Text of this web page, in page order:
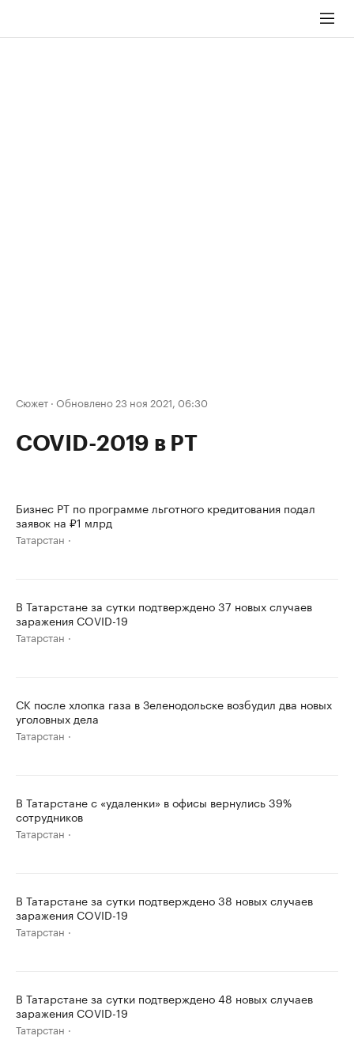
Сюжет · Обновлено 23 ноя 2021, 06:30
COVID-2019 в РТ
Бизнес РТ по программе льготного кредитования подал
заявок на ₽1 млрд
Татарстан
В Татарстане за сутки подтверждено 37 новых случаев
заражения COVID-19
Татарстан
СК после хлопка газа в Зеленодольске возбудил два новых
уголовных дела
Татарстан
В Татарстане с «удаленки» в офисы вернулись 39%
сотрудников
Татарстан
В Татарстане за сутки подтверждено 38 новых случаев
заражения COVID-19
Татарстан
В Татарстане за сутки подтверждено 48 новых случаев
заражения COVID-19
Татарстан